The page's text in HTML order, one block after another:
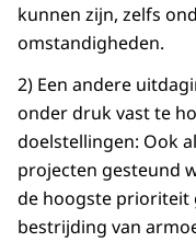
kunnen zijn, zelfs
omstandigheden.
2) Een andere
onder druk vast te
doelstellingen: Ook
projecten gesteund
de hoogste prioriteit
bestrijding van